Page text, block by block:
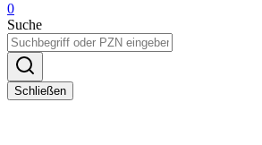
0
Suche
Schließen